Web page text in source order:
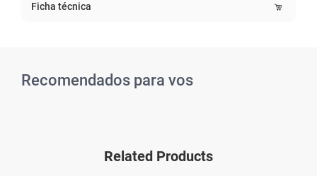
Ficha técnica
Recomendados para vos
Related Products